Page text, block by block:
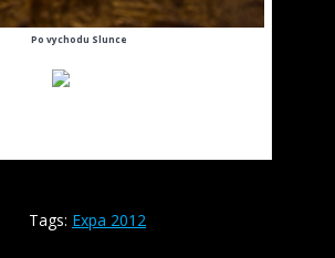
Po vychodu Slunce
Tags: Expa 2012